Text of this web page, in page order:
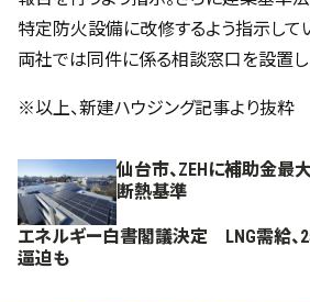
特定防火設備に改修するよう指示して
両社では同件に係る相談窓口を設置し
※以上、新建ハウジング記事より抜粋
仙台市、ZEHに補助金
断熱基準
エネルギー白書閣議決定 LNG需給、
逼迫も